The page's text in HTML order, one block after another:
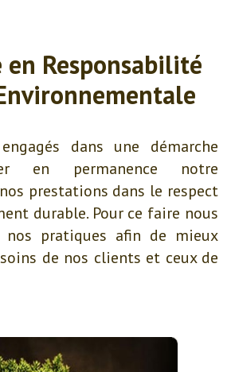
Responsabilité
dans une démarche
en permanence notre
prestations dans le respect
durable. Pour ce faire nous
nos pratiques afin de mieux
de nos clients et ceux de